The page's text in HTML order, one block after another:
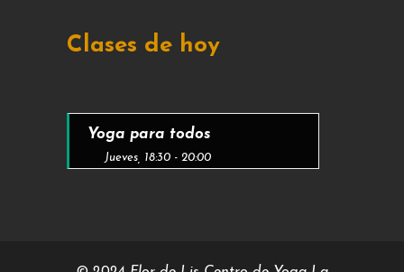
Clases de hoy
Yoga para todos
Jueves, 18:30 - 20:00